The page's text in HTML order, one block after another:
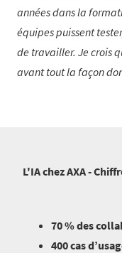
années dans la
équipes puissent
de travailler. Je crois
avant tout la façon
L'IA chez AXA -
70 % des
400 cas